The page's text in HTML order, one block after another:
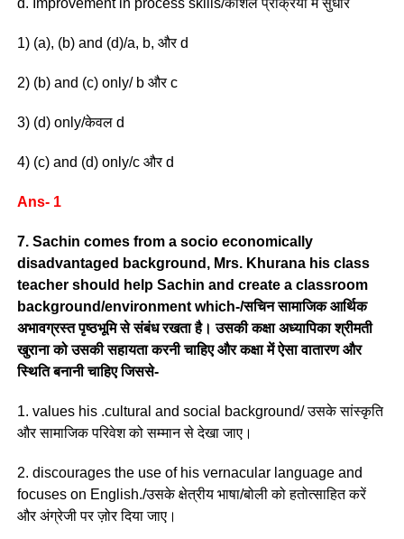
d. Improvement in process skills/कौशल प्रक्रिया में सुधार
1) (a), (b) and (d)/a, b, और d
2) (b) and (c) only/ b और c
3) (d) only/केवल d
4) (c) and (d) only/c और d
Ans- 1
7. Sachin comes from a socio economically
disadvantaged background, Mrs. Khurana his class
teacher should help Sachin and create a classroom
background/environment which-/सचिन सामाजिक आर्थिक
अभावग्रस्त पृष्ठभूमि से संबंध रखता है। उसकी कक्षा अध्यापिका श्रीमती
खुराना को उसकी सहायता करनी चाहिए और कक्षा में ऐसा वातारण और
स्थिति बनानी चाहिए जिससे-
1. values his .cultural and social background/ उसके सांस्कृति
और सामाजिक परिवेश को सम्मान से देखा जाए।
2. discourages the use of his vernacular language and
focuses on English./उसके क्षेत्रीय भाषा/बोली को हतोत्साहित करें
और अंग्रेजी पर ज़ोर दिया जाए।